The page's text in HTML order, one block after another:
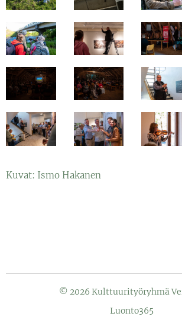
Kuvat: Ismo Hakanen
© 2026 Kulttuurityöryhmä
Luonto365